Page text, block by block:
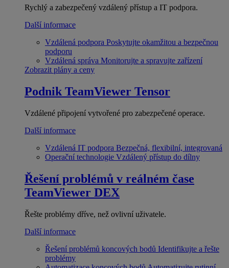
Rychlý a zabezpečený vzdálený přístup a IT podpora.
Další informace
Vzdálená podpora Poskytujte okamžitou a bezpečnou
podporu
Vzdálená správa Monitorujte a spravujte zařízení
Zobrazit plány a ceny
Podnik TeamViewer Tensor
Vzdálené připojení vytvořené pro zabezpečené operace.
Další informace
Vzdálená IT podpora Bezpečná, flexibilní, integrovaná
Operační technologie Vzdálený přístup do dílny
Řešení problémů v reálném čase
TeamViewer DEX
Řešte problémy dříve, než ovlivní uživatele.
Další informace
Řešení problémů koncových bodů Identifikujte a řešte
problémy